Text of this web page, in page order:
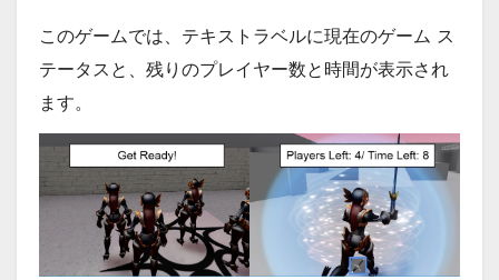
このゲームでは、テキストラベルに現在のゲーム ス
テータスと、残りのプレイヤー数と時間が表示され
ます。